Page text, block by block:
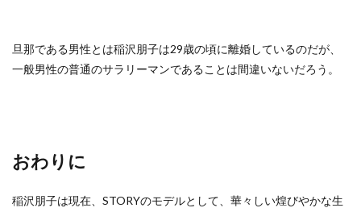
旦那である男性とは稲沢朋子は29歳の頃に離婚しているのだが、
一般男性の普通のサラリーマンであることは間違いないだろう。
おわりに
稲沢朋子は現在、STORYのモデルとして、華々しい煌びやかな生